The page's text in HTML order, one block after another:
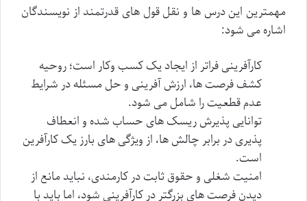
مهمترین این درس ها و نقل قول های قدرتمند از نویسندگان
اشاره می شود:
کارآفرینی فراتر از ایجاد یک کسب وکار است؛ روحیه
کشف فرصت ها، ارزش آفرینی و حل مسئله در شرایط
عدم قطعیت را شامل می شود.
توانایی پذیرش ریسک های حساب شده و انعطاف
پذیری در برابر چالش ها، از ویژگی های بارز یک کارآفرین
است.
امنیت شغلی و حقوق ثابت در کارمندی، نباید مانع از
دیدن فرصت های بزرگتر در کارآفرینی شود، اما باید با